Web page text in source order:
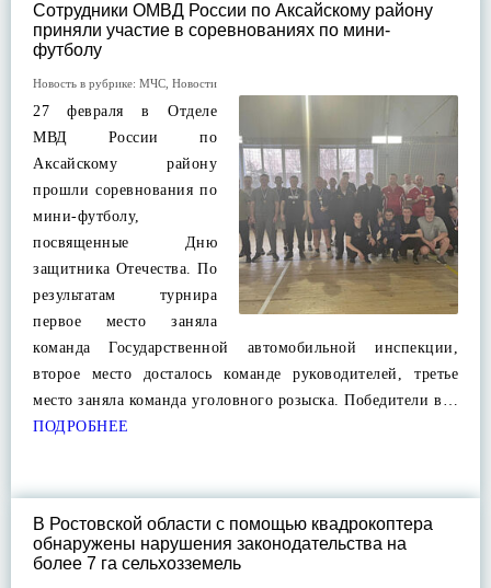
Сотрудники ОМВД России по Аксайскому району
приняли участие в соревнованиях по мини-
футболу
Новость в рубрике: МЧС Новости
27 февраля в Отделе
МВД России по
Аксайскому району
прошли соревнования по
мини-футболу,
посвященные Дню
защитника Отечества. По
результатам турнира
первое место заняла
команда Государственной автомобильной инспекции,
второе место досталось команде руководителей, третье
место заняла команда уголовного розыска. Победители в…
ПОДРОБНЕЕ
В Ростовской области с помощью квадрокоптера
обнаружены нарушения законодательства на
более 7 га сельхозземель